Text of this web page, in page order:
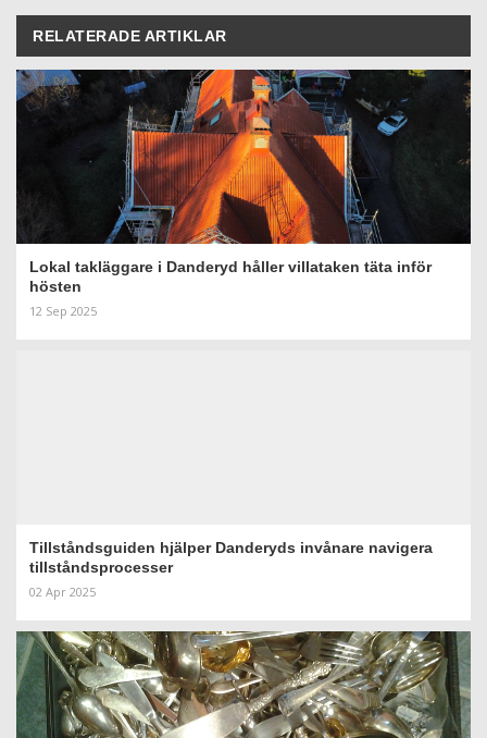
RELATERADE ARTIKLAR
Lokal takläggare i Danderyd håller villataken täta inför
hösten
12 Sep 2025
Tillståndsguiden hjälper Danderyds invånare navigera
tillståndsprocesser
02 Apr 2025